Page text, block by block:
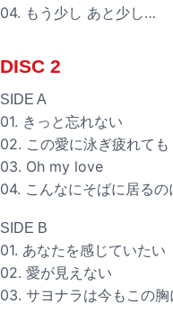
04. もう少し あと少し…
DISC 2
SIDE A
01. きっと忘れない
02. この愛に泳ぎ疲れても
03. Oh my love
04. こんなにそばに居るの
SIDE B
01. あなたを感じていたい
02. 愛が見えない
03. サヨナラは今もこの胸